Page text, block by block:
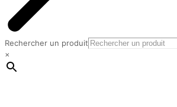
Rechercher un produit
×